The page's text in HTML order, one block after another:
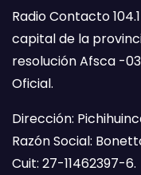
Radio Contacto
capital de la
resolución Afsca -
Oficial.
Dirección:
Razón Social:
Cuit: 27-11462397-6.